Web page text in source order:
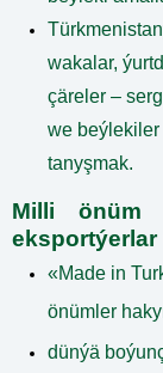
wakalar,
çäreler –
we
tanyşmak.
Milli önüm
eksportýerlar
«Made in
önümler
dünýä